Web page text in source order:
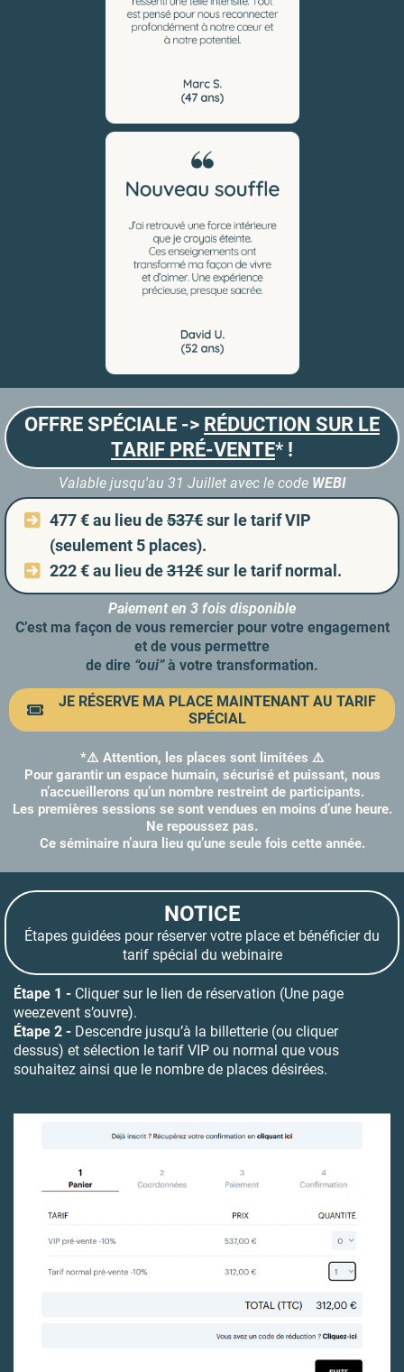
OFFRE SPÉCIALE -> RÉDUCTION SUR LE
TARIF PRÉ-VENTE* !
Valable jusqu'au 31 Juillet avec le code WEBI
477 € au lieu de537€sur le tarif VIP
(seulement 5 places).
222 € au lieu de312€sur le tarif normal.
Paiement en 3 fois disponible
C’est ma façon de vous remercier pour votre engagement
et de vous permettre
de dire “oui”à votre transformation.
JE RÉSERVE MA PLACE MAINTENANT AU TARIF
SPÉCIAL
*⚠️ Attention, les places sont limitées ⚠️
Pour garantir un espace humain, sécurisé et puissant, nous
n’accueillerons qu’un nombre restreint de participants.
Les premières sessions se sont vendues en moins d’une heure.
Ne repoussez pas.
Ce séminaire n’aura lieu qu’une seule fois cette année.
NOTICE
Étapes guidées pour réserver votre place et bénéficier du
tarif spécial du webinaire
Étape 1 - Cliquer sur le lien de réservation (Une page
weezevent s’ouvre).
Étape 2 - Descendre jusqu’à la billetterie (ou cliquer
dessus) et sélection le tarif VIP ou normal que vous
souhaitez ainsi que le nombre de places désirées.